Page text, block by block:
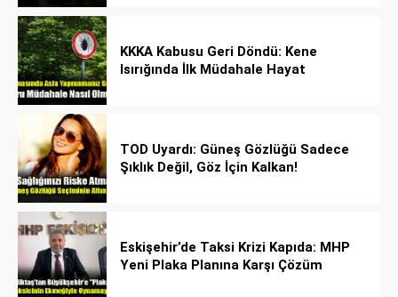
KKKA Kabusu Geri Döndü: Kene
Isırığında İlk Müdahale Hayat
TOD Uyardı: Güneş Gözlüğü Sadece
Şıklık Değil, Göz İçin Kalkan!
Eskişehir’de Taksi Krizi Kapıda: MHP
Yeni Plaka Planına Karşı Çözüm